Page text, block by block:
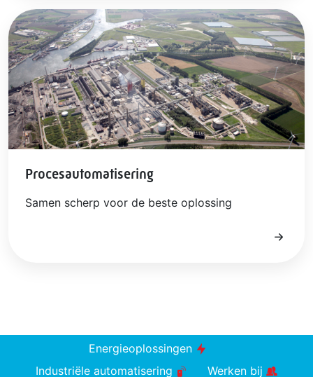
Procesautomatisering
Samen scherp voor de beste oplossing
Energieoplossingen
Industriële automatisering
Werken bij